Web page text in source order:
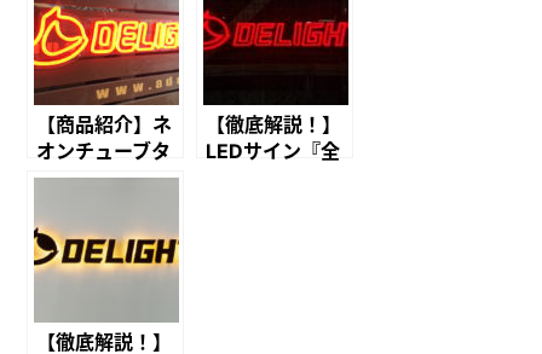
【商品紹介】ネ
オンチューブタ
イプのご紹介
【徹底解説！】
LEDサイン『全
【徹底解説！】